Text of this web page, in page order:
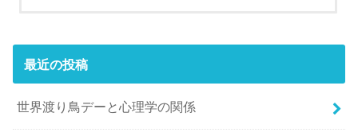
最近の投稿
世界渡り鳥デーと心理学の関係